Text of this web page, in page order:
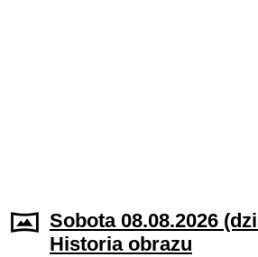
Sobota 08.08.2026
Historia obrazu